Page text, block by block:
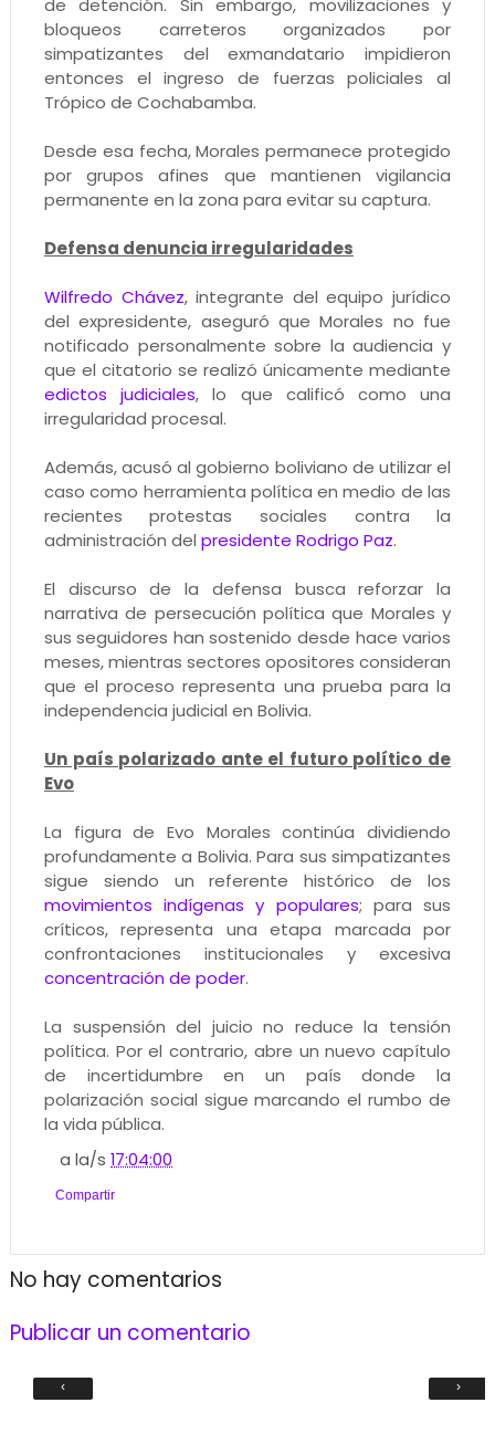
de detención. Sin embargo, movilizaciones y
bloqueos carreteros organizados por
simpatizantes del exmandatario impidieron
entonces el ingreso de fuerzas policiales al
Trópico de Cochabamba.
Desde esa fecha, Morales permanece protegido
por grupos afines que mantienen vigilancia
permanente en la zona para evitar su captura.
Defensa denuncia irregularidades
Wilfredo Chávez, integrante del equipo jurídico
del expresidente, aseguró que Morales no fue
notificado personalmente sobre la audiencia y
que el citatorio se realizó únicamente mediante
edictos judiciales, lo que calificó como una
irregularidad procesal.
Además, acusó al gobierno boliviano de utilizar el
caso como herramienta política en medio de las
recientes protestas sociales contra la
administración del presidente Rodrigo Paz.
El discurso de la defensa busca reforzar la
narrativa de persecución política que Morales y
sus seguidores han sostenido desde hace varios
meses, mientras sectores opositores consideran
que el proceso representa una prueba para la
independencia judicial en Bolivia.
Un país polarizado ante el futuro político de
Evo
La figura de Evo Morales continúa dividiendo
profundamente a Bolivia. Para sus simpatizantes
sigue siendo un referente histórico de los
movimientos indígenas y populares; para sus
críticos, representa una etapa marcada por
confrontaciones institucionales y excesiva
concentración de poder.
La suspensión del juicio no reduce la tensión
política. Por el contrario, abre un nuevo capítulo
de incertidumbre en un país donde la
polarización social sigue marcando el rumbo de
la vida pública.
a la/s17:04:00
Compartir
No hay comentarios
Publicar un comentario
‹ ›